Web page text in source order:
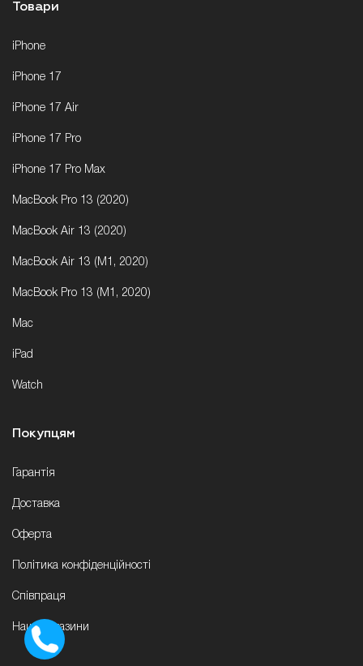
Товари
iPhone
iPhone 17
iPhone 17 Air
iPhone 17 Pro
iPhone 17 Pro Max
MacBook Pro 13 (2020)
MacBook Air 13 (2020)
MacBook Air 13 (M1, 2020)
MacBook Pro 13 (M1, 2020)
Mac
iPad
Watch
Покупцям
Гарантія
Доставка
Оферта
Політика конфіденційності
Співпраця
Наші магазини